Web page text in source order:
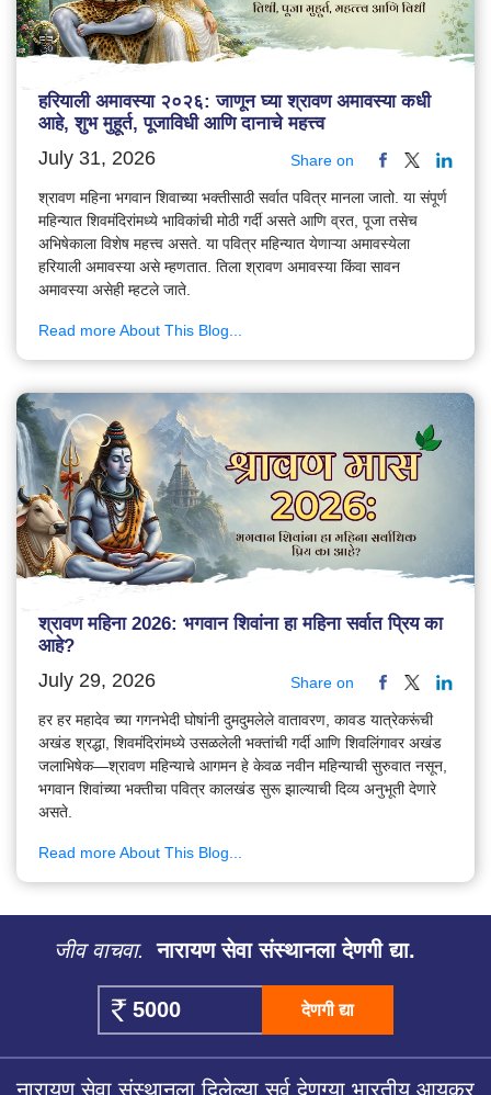
हरियाली अमावस्या २०२६: जाणून घ्या श्रावण अमावस्या कधी
आहे, शुभ मुहूर्त, पूजाविधी आणि दानाचे महत्त्व
July 31, 2026 Share on
श्रावण महिना भगवान शिवाच्या भक्तीसाठी सर्वात पवित्र मानला जातो. या संपूर्ण
महिन्यात शिवमंदिरांमध्ये भाविकांची मोठी गर्दी असते आणि व्रत, पूजा तसेच
अभिषेकाला विशेष महत्त्व असते. या पवित्र महिन्यात येणाऱ्या अमावस्येला
हरियाली अमावस्या असे म्हणतात. तिला श्रावण अमावस्या किंवा सावन
अमावस्या असेही म्हटले जाते.
Read more About This Blog...
श्रावण महिना 2026: भगवान शिवांना हा महिना सर्वात प्रिय का
आहे?
July 29, 2026 Share on
हर हर महादेव च्या गगनभेदी घोषांनी दुमदुमलेले वातावरण, कावड यात्रेकरूंची
अखंड श्रद्धा, शिवमंदिरांमध्ये उसळलेली भक्तांची गर्दी आणि शिवलिंगावर अखंड
जलाभिषेक—श्रावण महिन्याचे आगमन हे केवळ नवीन महिन्याची सुरुवात नसून,
भगवान शिवांच्या भक्तीचा पवित्र कालखंड सुरू झाल्याची दिव्य अनुभूती देणारे
असते.
Read more About This Blog...
जीव वाचवा. नारायण सेवा संस्थानला देणगी द्या.
देणगी द्या
नारायण सेवा संस्थानला दिलेल्या सर्व देणग्या भारतीय आयकर